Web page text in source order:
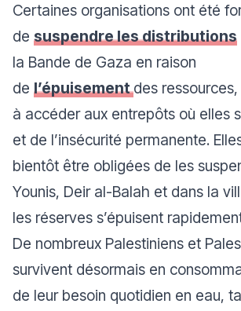
Certaines organisations ont été
de suspendre les distributions
la Bande de Gaza en raison
de l’épuisementdes
à accéder aux entrepôts où elles
et de l’insécurité permanente.
bientôt être obligées de les
Younis, Deir al-Balah et dans la
les réserves s’épuisent
De nombreux Palestiniens et
survivent désormais en
de leur besoin quotidien en eau,